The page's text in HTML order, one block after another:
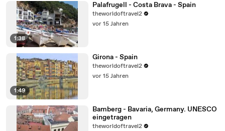
1:38
Palafrugell - Costa Brava - Spain
theworldoftravel2
vor 15 Jahren
1:49
Girona - Spain
theworldoftravel2
vor 15 Jahren
Bamberg - Bavaria, Germany. UNESCO
eingetragen
theworldoftravel2